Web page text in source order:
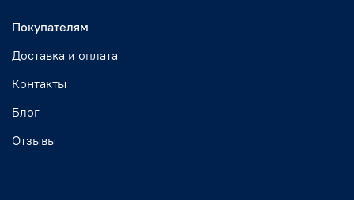
Покупателям
Доставка и оплата
Контакты
Блог
Отзывы